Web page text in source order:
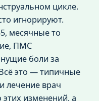
цикле.
игнорируют.
месячные то
ПМС
боли за
это — типичные
лечение врач
изменений, а